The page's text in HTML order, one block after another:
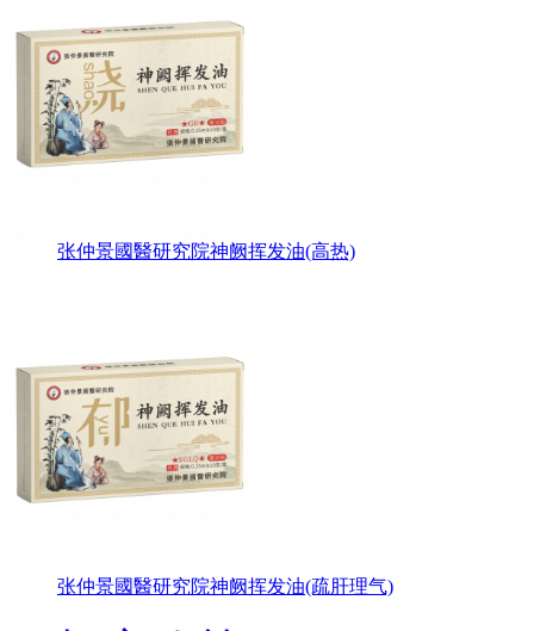
张仲景國醫研究院神阙挥发油(高热)
张仲景國醫研究院神阙挥发油(疏肝理气)